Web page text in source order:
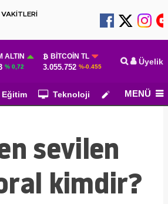
ALTIN
% 0,72
BITCOIN TL
3.055.752 %-0.455 Üyelik
Eğitim Teknoloji Köşe Yazarları
MENÜ
sevilen
kimdir?